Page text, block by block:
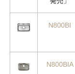
N800BI
N800BIA